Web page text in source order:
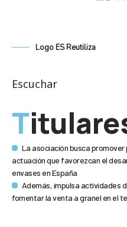
Logo ES Reutiliza
Escuchar
La asociación busca
actuación que favorezcan el
envases en España
Además, impulsa actividades
fomentar la venta a granel en el